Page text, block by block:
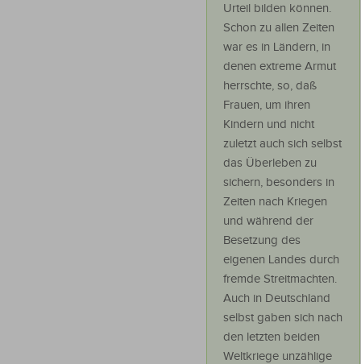
Urteil bilden können.
Schon zu allen Zeiten
war es in Ländern, in
denen extreme Armut
herrschte, so, daß
Frauen, um ihren
Kindern und nicht
zuletzt auch sich selbst
das Überleben zu
sichern, besonders in
Zeiten nach Kriegen
und während der
Besetzung des
eigenen Landes durch
fremde Streitmachten.
Auch in Deutschland
selbst gaben sich nach
den letzten beiden
Weltkriege unzählige